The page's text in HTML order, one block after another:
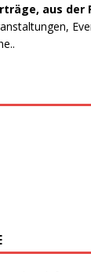
aus der